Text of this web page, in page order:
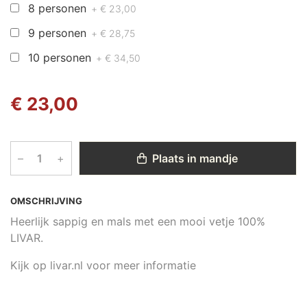
OMSCHRIJVING
Heerlijk sappig en mals met een mooi vetje 100%
LIVAR.
Kijk op livar.nl voor meer informatie
8 personen + € 23,00
9 personen + € 28,75
10 personen + € 34,50
€ 23,00
– + Plaats in mandje